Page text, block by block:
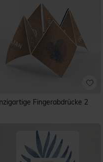
Fingerabdrücke 2